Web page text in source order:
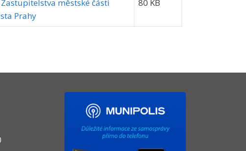
městské části
Prahy
80 KB